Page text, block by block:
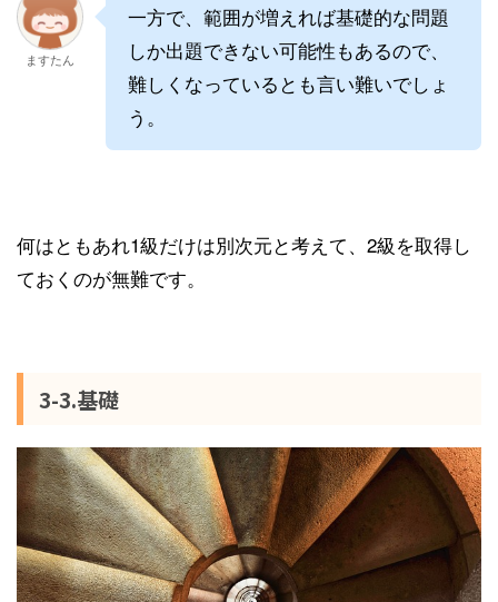
ますたん
一方で、範囲が増えれば基礎的な問題
しか出題できない可能性もあるので、
難しくなっているとも言い難いでしょ
う。
何はともあれ1級だけは別次元と考えて、2級を取得し
ておくのが無難です。
3-3.基礎